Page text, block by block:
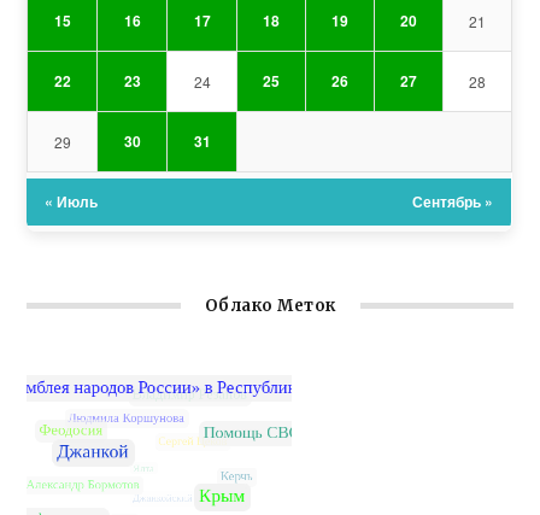
15 16 17 18 19 20 21
22 23 24 25 26 27 28
29 30 31
« Июль Сентябрь »
Облако Меток